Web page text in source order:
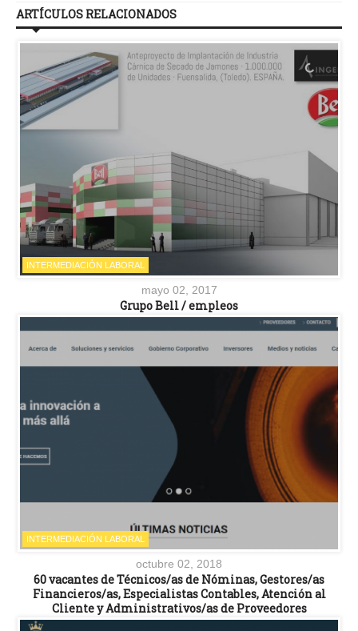
ARTÍCULOS RELACIONADOS
INTERMEDIACIÓN LABORAL
mayo 02, 2017
Grupo Bell / empleos
INTERMEDIACIÓN LABORAL
octubre 02, 2018
60 vacantes de Técnicos/as de Nóminas, Gestores/as
Financieros/as, Especialistas Contables, Atención al
Cliente y Administrativos/as de Proveedores